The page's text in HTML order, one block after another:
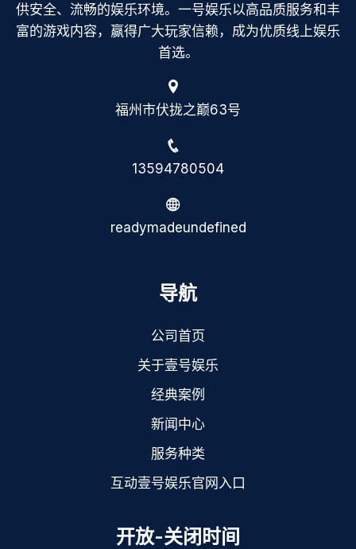
供安全、流畅的娱乐环境。一号娱乐以高品质服务和丰
富的游戏内容，赢得广大玩家信赖，成为优质线上娱乐
首选。
福州市伏拢之巅63号
13594780504
readymadeundefined
导航
公司首页
关于壹号娱乐
经典案例
新闻中心
服务种类
互动壹号娱乐官网入口
开放-关闭时间